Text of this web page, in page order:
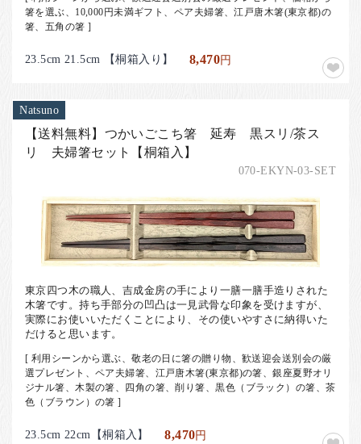
箸を選ぶ、10,000円未満ギフト、ペア夫婦箸、江戸唐木箸(東京都)の
箸、五角の箸 ]
23.5cm 21.5cm 【桐箱入り】 8,470円
Natsuno
【送料無料】つかいごこち箸 延寿 黒スリ/茶ス
リ 夫婦箸セット【桐箱入】
070-EKYN-03-SET
東京四つ木の職人、吉成金房の手により一膳一膳手造りされた
木箸です。持ち手部分の凹凸は一見武骨な印象を受けますが、
実際にお使いいただくことにより、その使いやすさに納得いた
だけると思います。
[ 利用シーンから選ぶ、敬老の日に箸の贈り物、歓送迎会送別会の厳
選プレゼント、ペア夫婦箸、江戸唐木箸(東京都)の箸、銀座夏野オリ
ジナル箸、木製の箸、四角の箸、削り箸、黒色（ブラック）の箸、茶
色（ブラウン）の箸 ]
23.5cm 22cm【桐箱入】 8,470円